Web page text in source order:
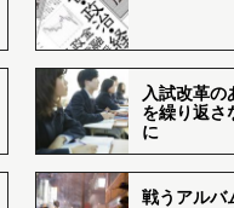
入試改革の
を繰り返さ
に
戦うアルバ